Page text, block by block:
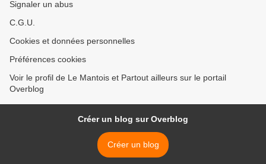
Signaler un abus
C.G.U.
Cookies et données personnelles
Préférences cookies
Voir le profil de Le Mantois et Partout ailleurs sur le portail
Overblog
Créer un blog sur Overblog
Créer un blog